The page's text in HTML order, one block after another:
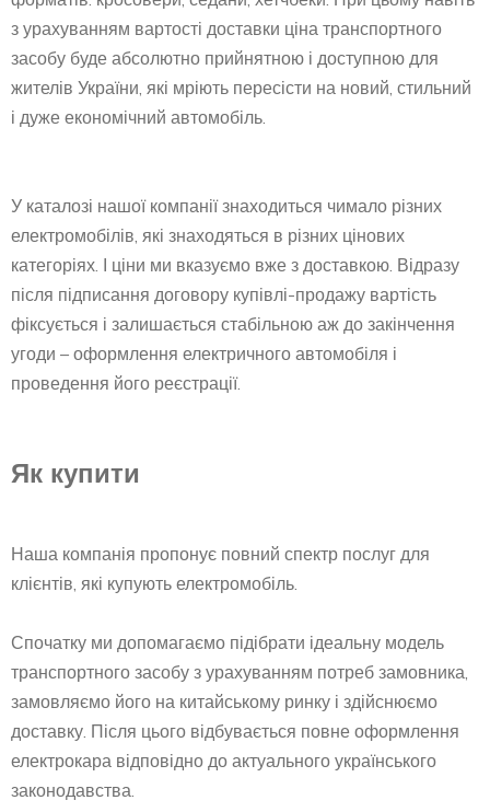
з урахуванням вартості доставки ціна транспортного
засобу буде абсолютно прийнятною і доступною для
жителів України, які мріють пересісти на новий, стильний
і дуже економічний автомобіль.
У каталозі нашої компанії знаходиться чимало різних
електромобілів, які знаходяться в різних цінових
категоріях. І ціни ми вказуємо вже з доставкою. Відразу
після підписання договору купівлі-продажу вартість
фіксується і залишається стабільною аж до закінчення
угоди – оформлення електричного автомобіля і
проведення його реєстрації.
Як купити
Наша компанія пропонує повний спектр послуг для
клієнтів, які купують електромобіль.
Спочатку ми допомагаємо підібрати ідеальну модель
транспортного засобу з урахуванням потреб замовника,
замовляємо його на китайському ринку і здійснюємо
доставку. Після цього відбувається повне оформлення
електрокара відповідно до актуального українського
законодавства.